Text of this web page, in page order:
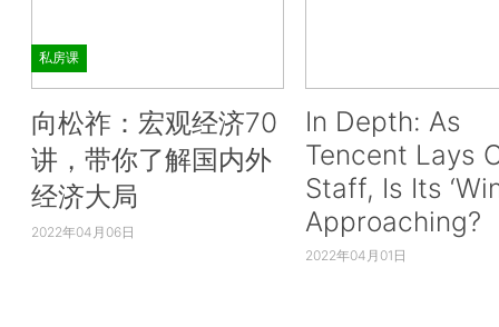
私房课
向松祚：宏观经济70
讲，带你了解国内外
经济大局
2022年04月06日
In Depth: As
Tencent Lays
Staff, Is Its
Approaching?
2022年04月01日